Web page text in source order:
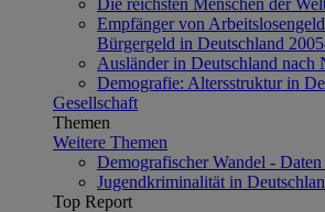
Empfänger von
Bürgergeld in Deutschland
Ausländer in Deutschland nach
Demografie: Altersstruktur in
Gesellschaft
Themen
Weitere Themen
Demografischer Wandel -
Jugendkriminalität in
Top Report